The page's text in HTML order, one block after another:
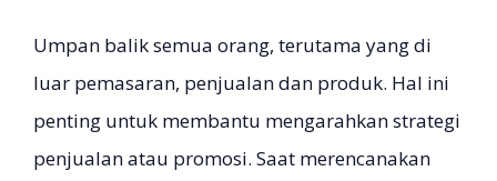
Umpan balik semua orang, terutama yang di
luar pemasaran, penjualan dan produk. Hal ini
penting untuk membantu mengarahkan strategi
penjualan atau promosi. Saat merencanakan